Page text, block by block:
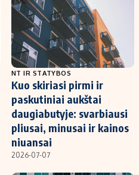
NT IR STATYBOS
Kuo skiriasi pirmi ir
paskutiniai aukštai
daugiabutyje: svarbiausi
pliusai, minusai ir kainos
niuansai
2026-07-07